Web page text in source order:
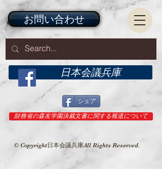
日本会議兵庫
© Copyright日本会議兵庫All Rights Reserved.
シェア
お問い合わせ
財務省の森友学園決裁文書に関する報道について